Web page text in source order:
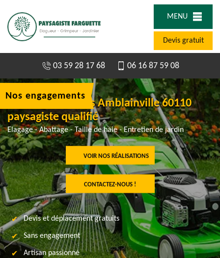
MENU
Devis gratuit
03 59 28 17 68 06 16 87 59 08
Abattage d'arbres Amblainville 60110
paysagiste qualifié
Elagage - Abattage - Taille de haie - Entretien de jardin
VOIR NOS RÉALISATIONS
CONTACTEZ-NOUS !
Nos engagements
Devis et déplacement gratuits
Sans engagement
Artisan passionné